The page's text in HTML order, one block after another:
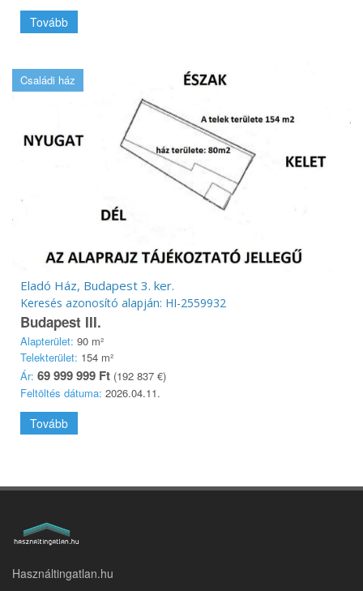
Tovább
Családi ház
Eladó Ház, Budapest 3. ker.
Keresés azonosító alapján: HI-2559932
Budapest III.
Alapterület: 90 m²
Telekterület: 154 m²
Ár: 69 999 999 Ft (192 837 €)
Feltöltés dátuma: 2026.04.11.
Tovább
Használtingatlan.hu